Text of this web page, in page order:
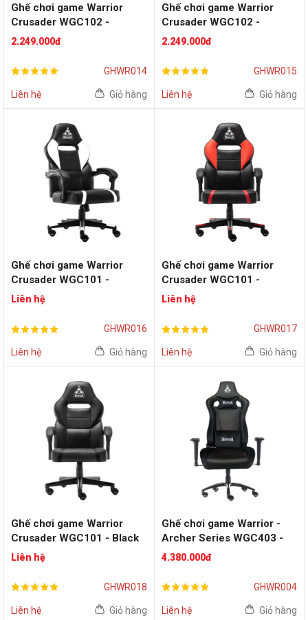
Ghế chơi game Warrior
Crusader WGC102 -
Black/White
2.249.000đ
GHWR014
Liên hệ Giỏ hàng
Ghế chơi game Warrior
Crusader WGC102 -
Black/Red
2.249.000đ
GHWR015
Liên hệ Giỏ hàng
Ghế chơi game Warrior
Crusader WGC101 -
Black/White
Liên hệ
GHWR016
Liên hệ Giỏ hàng
Ghế chơi game Warrior
Crusader WGC101 -
Black/Red
Liên hệ
GHWR017
Liên hệ Giỏ hàng
Ghế chơi game Warrior
Crusader WGC101 - Black
Liên hệ
GHWR018
Liên hệ Giỏ hàng
Ghế chơi game Warrior -
Archer Series WGC403 -
Black
4.380.000đ
GHWR004
Liên hệ Giỏ hàng